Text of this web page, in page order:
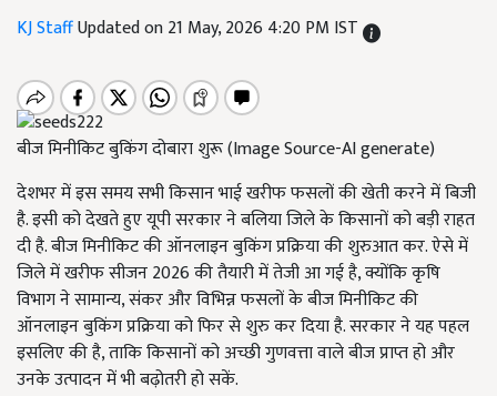
KJ StaffUpdated on 21 May, 2026 4:20 PM IST
बीज मिनीकिट बुकिंग दोबारा शुरू (Image Source-AI generate)
देशभर में इस समय सभी किसान भाई खरीफ फसलों की खेती करने में बिजी
है. इसी को देखते हुए यूपी सरकार ने बलिया जिले के किसानों को बड़ी राहत
दी है. बीज मिनीकिट की ऑनलाइन बुकिंग प्रक्रिया की शुरुआत कर. ऐसे में
जिले में खरीफ सीजन 2026 की तैयारी में तेजी आ गई है, क्योंकि कृषि
विभाग ने सामान्य, संकर और विभिन्न फसलों के बीज मिनीकिट की
ऑनलाइन बुकिंग प्रक्रिया को फिर से शुरु कर दिया है. सरकार ने यह पहल
इसलिए की है, ताकि किसानों को अच्छी गुणवत्ता वाले बीज प्राप्त हो और
उनके उत्पादन में भी बढ़ोतरी हो सकें.